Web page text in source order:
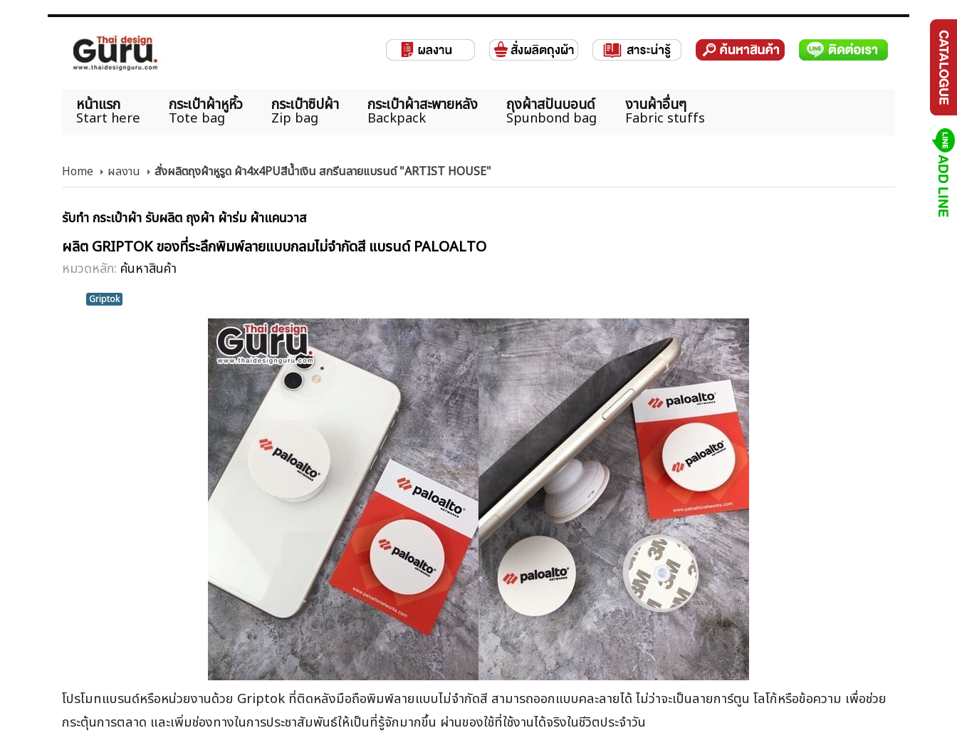
หน้าแรก
Start here
กระเป๋าผ้าหูหิ้ว
Tote bag
กระเป๋าซิปผ้า
Zip bag
กระเป๋าผ้าสะพายหลัง
Backpack
ถุงผ้าสปันบอนด์
Spunbond bag
งานผ้าอื่นๆ
Fabric stuffs
Home ผลงาน สั่งผลิตถุงผ้าหูรูด ผ้า4x4PUสีน้ำเงิน สกรีนลายแบรนด์ "ARTIST HOUSE"
รับทำ กระเป๋าผ้า รับผลิต ถุงผ้า ผ้าร่ม ผ้าแคนวาส
ผลิต GRIPTOK ของที่ระลึกพิมพ์ลายแบบกลมไม่จำกัดสี แบรนด์ PALOALTO
หมวดหลัก: ค้นหาสินค้า
Griptok
โปรโมทแบรนด์หรือหน่วยงานด้วย Griptok ที่ติดหลังมือถือพิมพ์ลายแบบไม่จำกัดสี สามารถออกแบบคละลายได้ ไม่ว่าจะเป็นลายการ์ตูน โลโก้หรือข้อความ เพื่อช่วย
กระตุ้นการตลาด และเพิ่มช่องทางในการประชาสัมพันธ์ให้เป็นที่รู้จักมากขึ้น ผ่านของใช้ที่ใช้งานได้จริงในชีวิตประจำวัน